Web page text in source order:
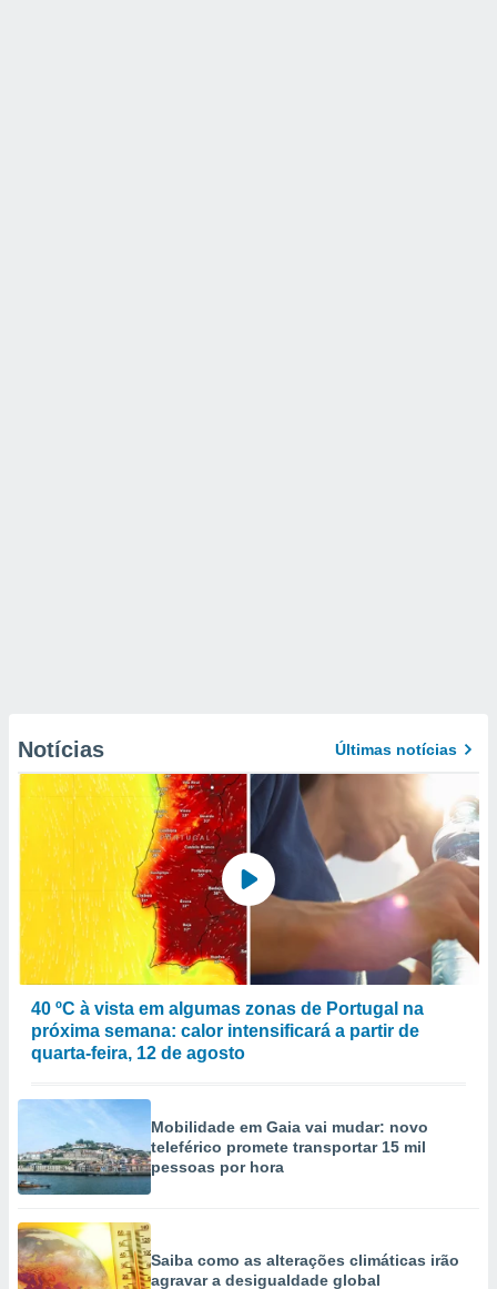
Notícias Últimas notícias
40 ºC à vista em algumas zonas de Portugal na
próxima semana: calor intensificará a partir de
quarta-feira, 12 de agosto
Mobilidade em Gaia vai mudar: novo
teleférico promete transportar 15 mil
pessoas por hora
Saiba como as alterações climáticas irão
agravar a desigualdade global